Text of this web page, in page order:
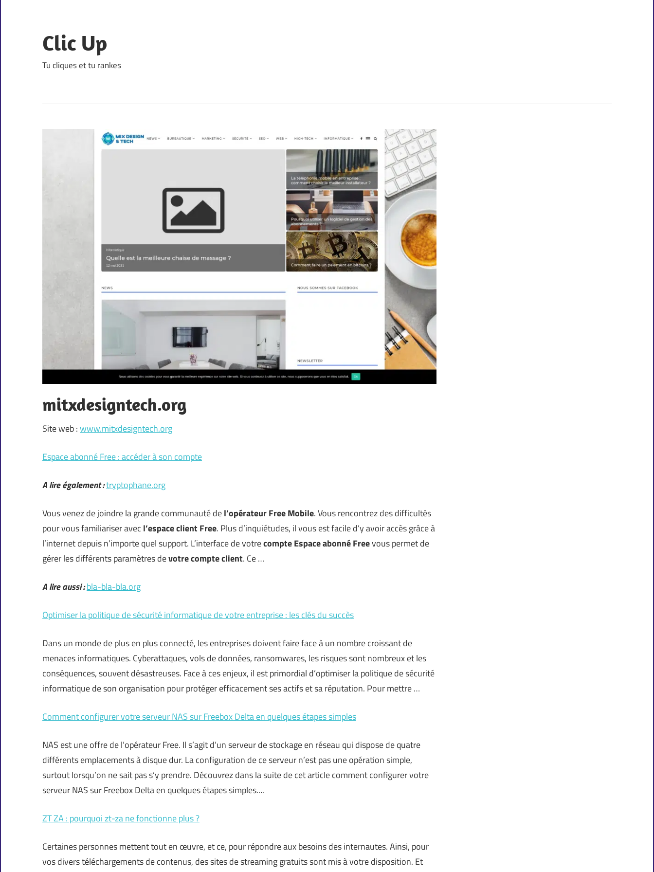
content
Clic Up
Tu cliques et tu rankes
mitxdesigntech.org
Site web :www.mitxdesigntech.org
Espace abonné Free : accéder à son compte
A lire également :tryptophane.org
Vous venez de joindre la grande communauté del’opérateur Free Mobile. Vous rencontrez des difficultés
pour vous familiariser avec l’espace client Free. Plus d’inquiétudes, il vous est facile d’y avoir accès grâce à
l’internet depuis n’importe quel support. L’interface de votrecompte Espace abonné Freevous permet de
gérer les différents paramètres devotre compte client. Ce …
A lire aussi :bla-bla-bla.org
Optimiser la politique de sécurité informatique de votre entreprise : les clés du succès
Dans un monde de plus en plus connecté, les entreprises doivent faire face à un nombre croissant de
menaces informatiques. Cyberattaques, vols de données, ransomwares, les risques sont nombreux et les
conséquences, souvent désastreuses. Face à ces enjeux, il est primordial d’optimiser la politique de sécurité
informatique de son organisation pour protéger efficacement ses actifs et sa réputation. Pour mettre …
Comment configurer votre serveur NAS sur Freebox Delta en quelques étapes simples
NAS est une offre de l’opérateur Free. Il s’agit d’un serveur de stockage en réseau qui dispose de quatre
différents emplacements à disque dur. La configuration de ce serveur n’est pas une opération simple,
surtout lorsqu’on ne sait pas s’y prendre. Découvrez dans la suite de cet article comment configurer votre
serveur NAS sur Freebox Delta en quelques étapes simples.…
ZT ZA : pourquoi zt-za ne fonctionne plus ?
Certaines personnes mettent tout en œuvre, et ce, pour répondre aux besoins des internautes. Ainsi, pour
vos divers téléchargements de contenus, des sites de streaming gratuits sont mis à votre disposition. Et